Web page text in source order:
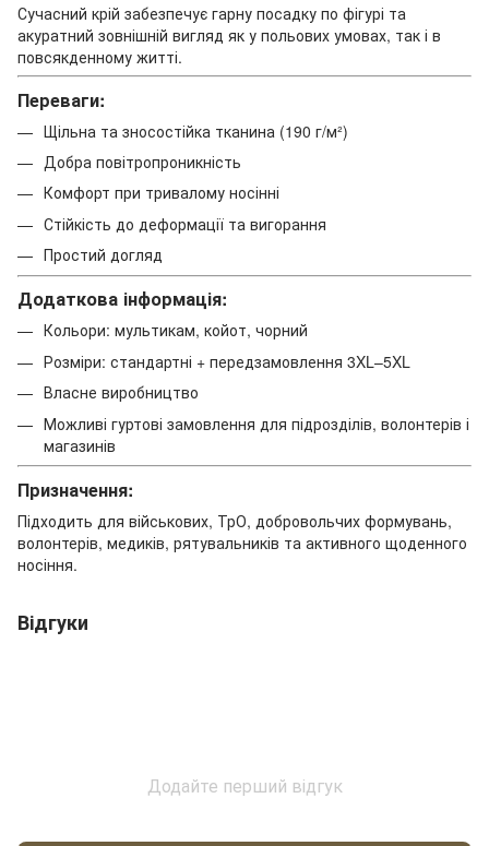
Сучасний крій забезпечує гарну посадку по фігурі та
акуратний зовнішній вигляд як у польових умовах, так і в
повсякденному житті.
Переваги:
Щільна та зносостійка тканина (190 г/м²)
Добра повітропроникність
Комфорт при тривалому носінні
Стійкість до деформації та вигорання
Простий догляд
Додаткова інформація:
Кольори: мультикам, койот, чорний
Розміри: стандартні + передзамовлення 3XL–5XL
Власне виробництво
Можливі гуртові замовлення для підрозділів, волонтерів і
магазинів
Призначення:
Підходить для військових, ТрО, добровольчих формувань,
волонтерів, медиків, рятувальників та активного щоденного
носіння.
Відгуки
Додайте перший відгук